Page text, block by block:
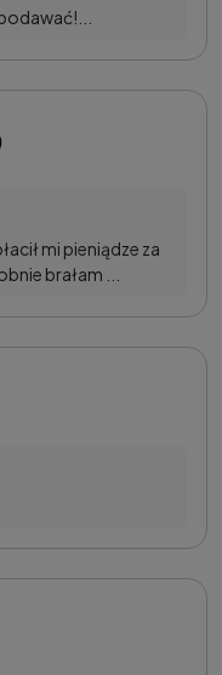
mi pieniądze za
brałam ...